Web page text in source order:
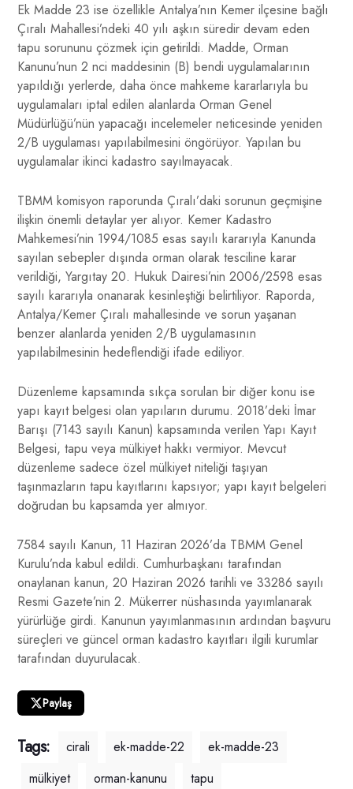
Ek Madde 23 ise özellikle Antalya’nın Kemer ilçesine bağlı
Çıralı Mahallesi’ndeki 40 yılı aşkın süredir devam eden
tapu sorununu çözmek için getirildi. Madde, Orman
Kanunu’nun 2 nci maddesinin (B) bendi uygulamalarının
yapıldığı yerlerde, daha önce mahkeme kararlarıyla bu
uygulamaları iptal edilen alanlarda Orman Genel
Müdürlüğü’nün yapacağı incelemeler neticesinde yeniden
2/B uygulaması yapılabilmesini öngörüyor. Yapılan bu
uygulamalar ikinci kadastro sayılmayacak.
TBMM komisyon raporunda Çıralı’daki sorunun geçmişine
ilişkin önemli detaylar yer alıyor. Kemer Kadastro
Mahkemesi’nin 1994/1085 esas sayılı kararıyla Kanunda
sayılan sebepler dışında orman olarak tesciline karar
verildiği, Yargıtay 20. Hukuk Dairesi’nin 2006/2598 esas
sayılı kararıyla onanarak kesinleştiği belirtiliyor. Raporda,
Antalya/Kemer Çıralı mahallesinde ve sorun yaşanan
benzer alanlarda yeniden 2/B uygulamasının
yapılabilmesinin hedeflendiği ifade ediliyor.
Düzenleme kapsamında sıkça sorulan bir diğer konu ise
yapı kayıt belgesi olan yapıların durumu. 2018’deki İmar
Barışı (7143 sayılı Kanun) kapsamında verilen Yapı Kayıt
Belgesi, tapu veya mülkiyet hakkı vermiyor. Mevcut
düzenleme sadece özel mülkiyet niteliği taşıyan
taşınmazların tapu kayıtlarını kapsıyor; yapı kayıt belgeleri
doğrudan bu kapsamda yer almıyor.
7584 sayılı Kanun, 11 Haziran 2026’da TBMM Genel
Kurulu’nda kabul edildi. Cumhurbaşkanı tarafından
onaylanan kanun, 20 Haziran 2026 tarihli ve 33286 sayılı
Resmi Gazete’nin 2. Mükerrer nüshasında yayımlanarak
yürürlüğe girdi. Kanunun yayımlanmasının ardından başvuru
süreçleri ve güncel orman kadastro kayıtları ilgili kurumlar
tarafından duyurulacak.
Paylaş
Tags: cirali ek-madde-22
ek-madde-23
mülkiyet
orman-kanunu tapu